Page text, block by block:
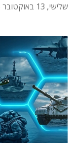
שלישי, 13 באוקטובר 2026